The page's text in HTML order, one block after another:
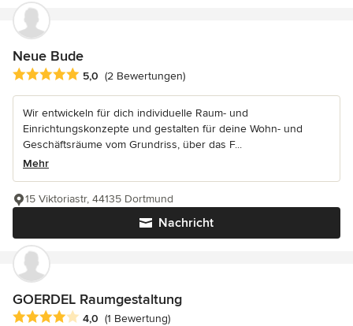
Neue Bude
Durchschnittliche Bewertung: 5 von 5 Sternen
5,0 (2 Bewertungen)
Wir entwickeln für dich individuelle Raum- und
Einrichtungskonzepte und gestalten für deine Wohn- und
Geschäftsräume vom Grundriss, über das F...
Mehr
Nachricht
15 Viktoriastr, 44135 Dortmund
GOERDEL Raumgestaltung
Durchschnittliche Bewertung: 4 von 5 Sternen
4,0 (1 Bewertung)